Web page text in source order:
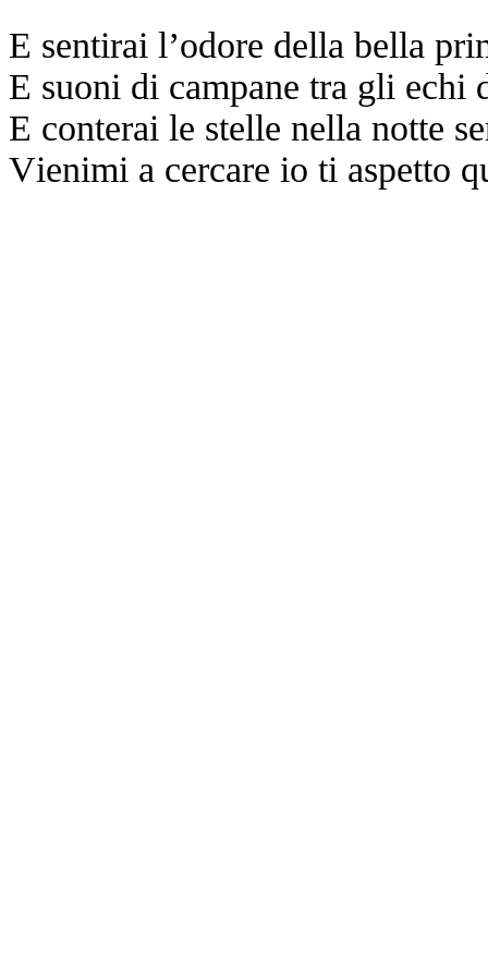
E sentirai l’odore della bella
E suoni di campane tra gli echi
E conterai le stelle nella notte
Vienimi a cercare io ti aspetto